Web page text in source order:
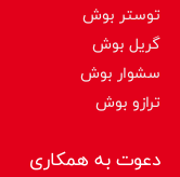
توستر بوش
گریل بوش
سشوار بوش
ترازو بوش
دعوت به همکاری